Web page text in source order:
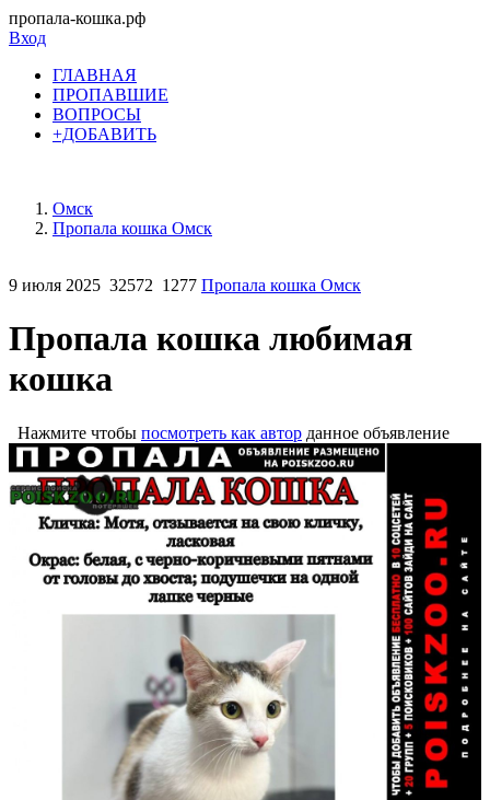
пропала-кошка.рф
Вход
ГЛАВНАЯ
ПРОПАВШИЕ
ВОПРОСЫ
+ДОБАВИТЬ
Омск
Пропала кошка Омск
9 июля 2025 32572 1277 Пропала кошка Омск
Пропала кошка любимая
кошка
Нажмите чтобы посмотреть как автор данное объявление